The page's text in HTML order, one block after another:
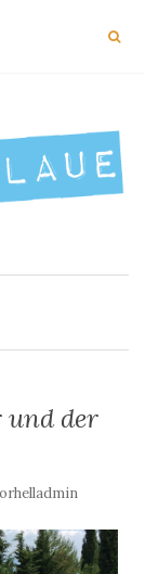
und der